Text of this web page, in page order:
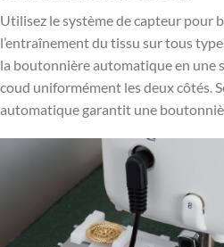
Utilisez le système de capteur pour
l’entraînement du tissu sur tous
la boutonnière automatique en une
coud uniformément les deux côtés.
automatique garantit une